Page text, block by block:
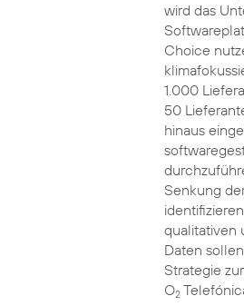
wird das
Choice
1.000
50
hinaus
Senkung
qualitativen
Daten
Strategie
O2